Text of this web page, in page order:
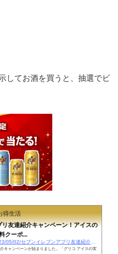
してお酒を買うと、抽選でビ
得生活
友達紹介キャンペーン！アイスの
クーポ...
キャンペーンが始まりました。「グリコ アイスの実